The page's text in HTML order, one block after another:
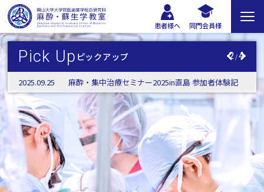
患者様へ 同門会員様
Pick Up ピックアップ
者体験記 2025.04.06 IARS2025報告
3/4